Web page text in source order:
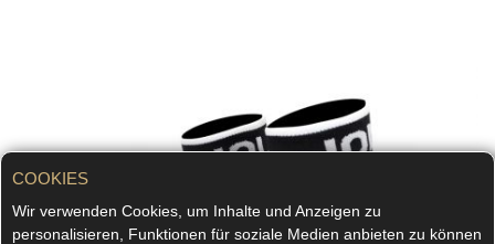
COOKIES
Wir verwenden Cookies, um Inhalte und Anzeigen zu
personalisieren, Funktionen für soziale Medien anbieten zu können